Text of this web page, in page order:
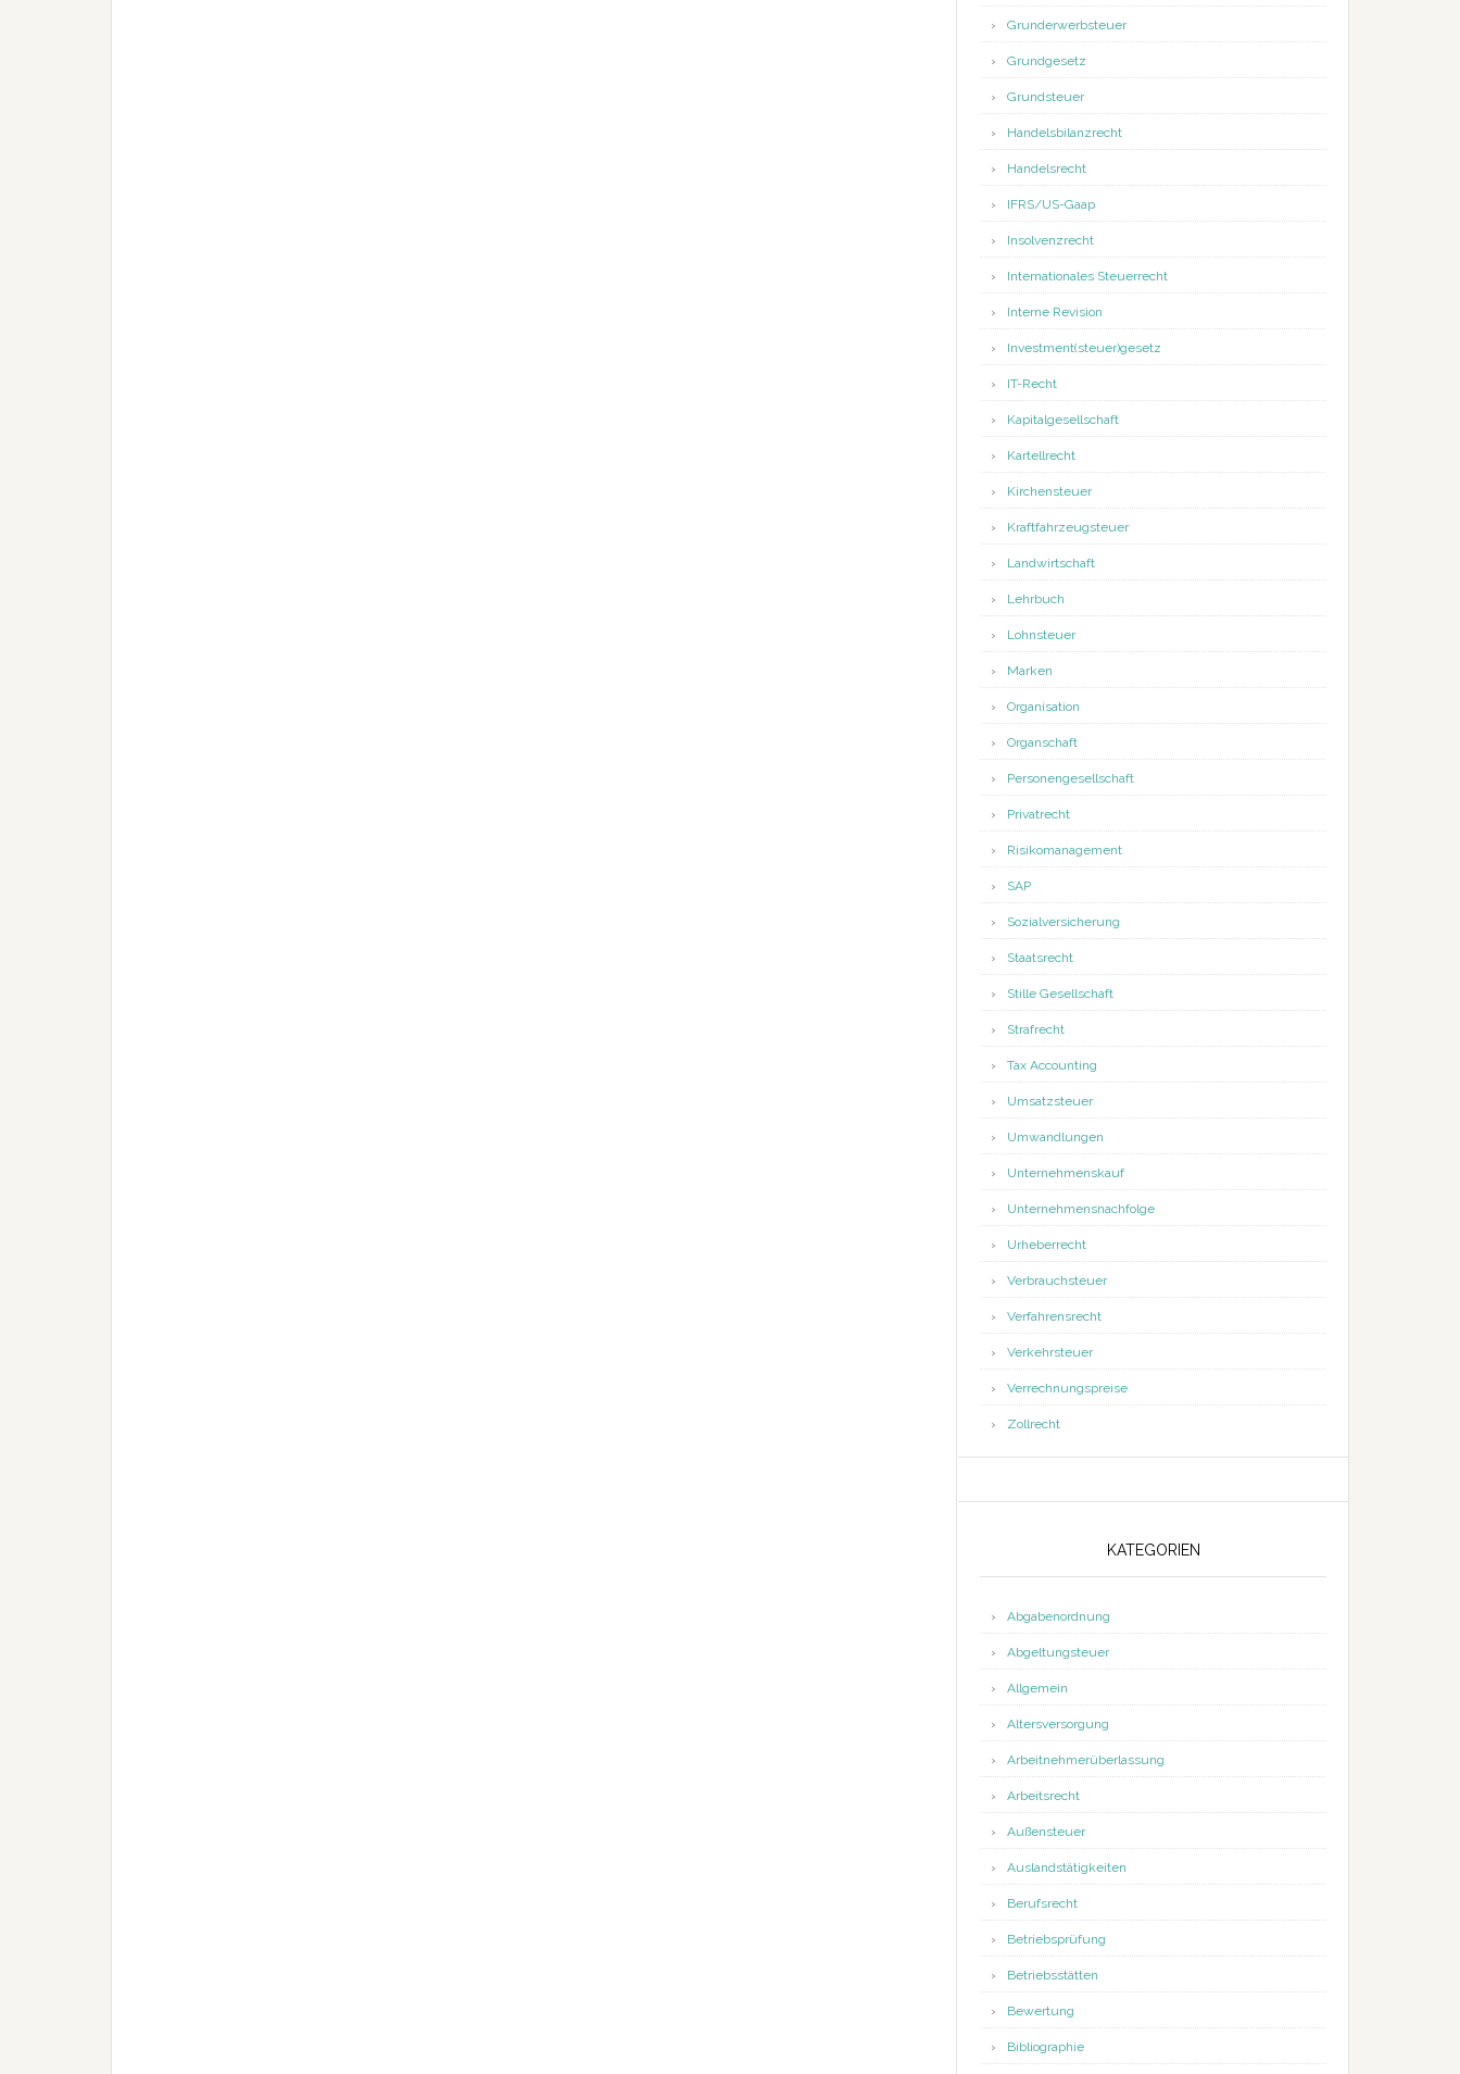
Grunderwerbsteuer
Grundgesetz
Grundsteuer
Handelsbilanzrecht
Handelsrecht
IFRS/US-Gaap
Insolvenzrecht
Internationales Steuerrecht
Interne Revision
Investment(steuer)gesetz
IT-Recht
Kapitalgesellschaft
Kartellrecht
Kirchensteuer
Kraftfahrzeugsteuer
Landwirtschaft
Lehrbuch
Lohnsteuer
Marken
Organisation
Organschaft
Personengesellschaft
Privatrecht
Risikomanagement
SAP
Sozialversicherung
Staatsrecht
Stille Gesellschaft
Strafrecht
Tax Accounting
Umsatzsteuer
Umwandlungen
Unternehmenskauf
Unternehmensnachfolge
Urheberrecht
Verbrauchsteuer
Verfahrensrecht
Verkehrsteuer
Verrechnungspreise
Zollrecht
KATEGORIEN
Abgabenordnung
Abgeltungsteuer
Allgemein
Altersversorgung
Arbeitnehmerüberlassung
Arbeitsrecht
Außensteuer
Auslandstätigkeiten
Berufsrecht
Betriebsprüfung
Betriebsstätten
Bewertung
Bibliographie